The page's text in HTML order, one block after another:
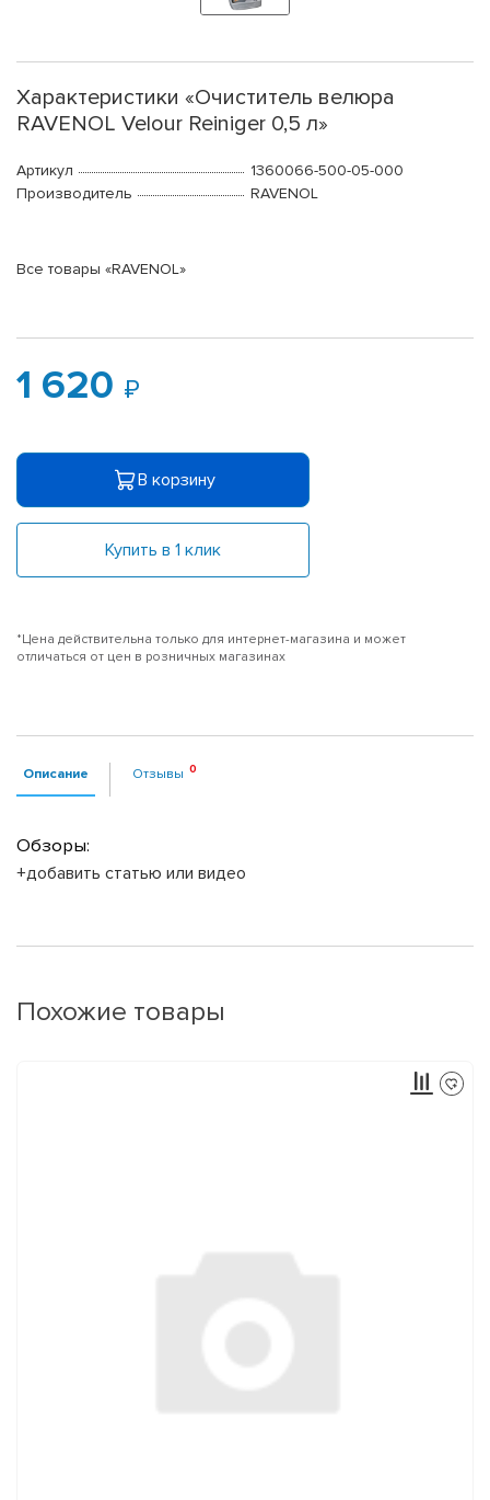
Характеристики «Очиститель велюра
RAVENOL Velour Reiniger 0,5 л»
Артикул
1360066-500-05-000
Производитель
RAVENOL
Все товары «RAVENOL»
1 620
В корзину
Купить в 1 клик
*Цена действительна только для интернет-магазина и может
отличаться от цен в розничных магазинах
Описание Отзывы
Обзоры:
+добавить статью или видео
Похожие товары